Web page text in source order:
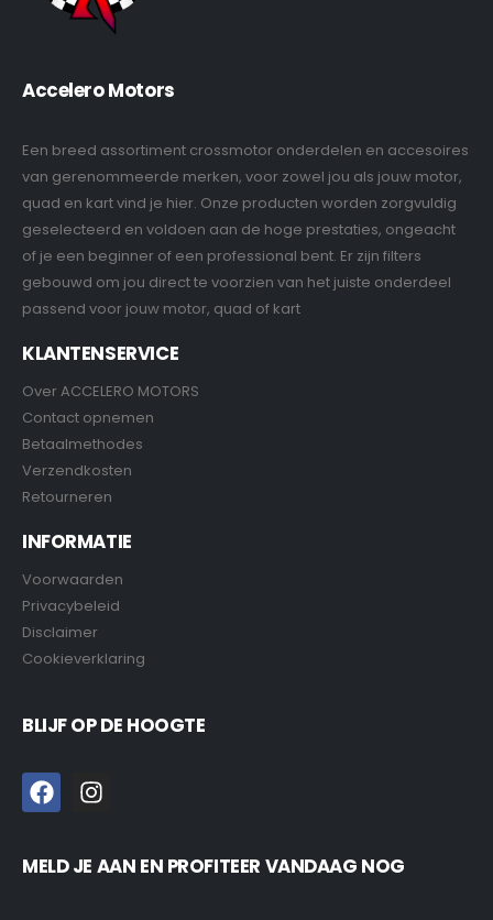
Accelero Motors
Een breed assortiment crossmotor onderdelen en accesoires
van gerenommeerde merken, voor zowel jou als jouw motor,
quad en kart vind je hier. Onze producten worden zorgvuldig
geselecteerd en voldoen aan de hoge prestaties, ongeacht
of je een beginner of een professional bent. Er zijn filters
gebouwd om jou direct te voorzien van het juiste onderdeel
passend voor jouw motor, quad of kart
KLANTENSERVICE
Over ACCELERO MOTORS
Contact opnemen
Betaalmethodes
Verzendkosten
Retourneren
INFORMATIE
Voorwaarden
Privacybeleid
Disclaimer
Cookieverklaring
BLIJF OP DE HOOGTE
MELD JE AAN EN PROFITEER VANDAAG NOG